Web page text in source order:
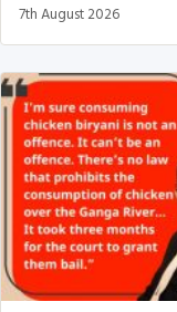
7th August 2026